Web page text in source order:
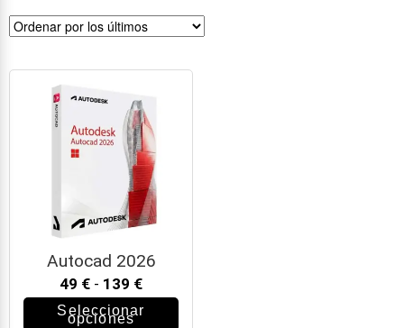
Autocad 2026
49 € - 139 €
Seleccionar
opciones